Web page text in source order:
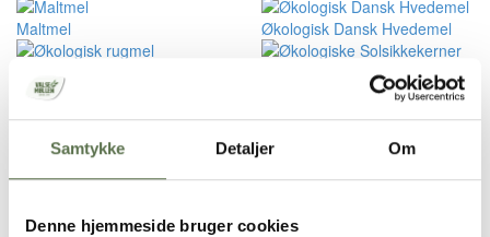
Samtykke Detaljer Om
Denne hjemmeside bruger cookies
Maltmel
Økologisk Dansk Hvedemel
Økologisk Dansk Rugmel
Økologiske Solsikkekerner
Danske Skårne Rugkerner
Opskriften er udviklet i samarbejde med Thomas Alcayaga, der er
kogemand, hobbybager, youtuber og madfotograf.
Sådan gør du